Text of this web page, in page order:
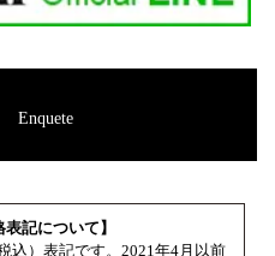
Enquete
表記について】
込）表記です。2021年4月以前